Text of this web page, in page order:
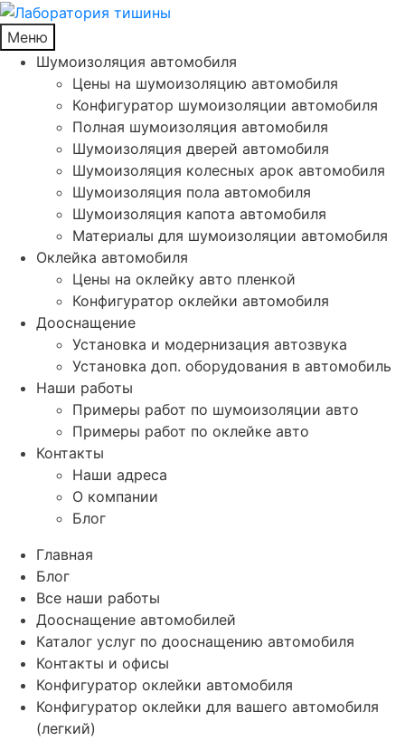
Меню
Шумоизоляция автомобиля
Цены на шумоизоляцию автомобиля
Конфигуратор шумоизоляции автомобиля
Полная шумоизоляция автомобиля
Шумоизоляция дверей автомобиля
Шумоизоляция колесных арок автомобиля
Шумоизоляция пола автомобиля
Шумоизоляция капота автомобиля
Материалы для шумоизоляции автомобиля
Оклейка автомобиля
Цены на оклейку авто пленкой
Конфигуратор оклейки автомобиля
Дооснащение
Установка и модернизация автозвука
Установка доп. оборудования в автомобиль
Наши работы
Примеры работ по шумоизоляции авто
Примеры работ по оклейке авто
Контакты
Наши адреса
О компании
Блог
Главная
Блог
Все наши работы
Дооснащение автомобилей
Каталог услуг по дооснащению автомобиля
Контакты и офисы
Конфигуратор оклейки автомобиля
Конфигуратор оклейки для вашего автомобиля
(легкий)